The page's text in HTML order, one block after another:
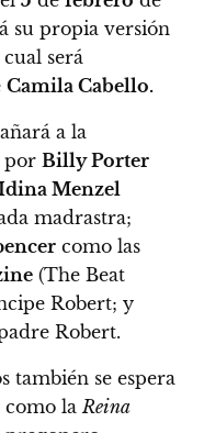
su propia versión
será
Camila Cabello.
a la
por Billy Porter
Menzel
madrastra;
como las
(The Beat
Robert; y
Robert.
también se espera
como laReina